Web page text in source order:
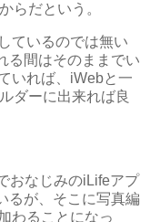
らだという。
ているのでは無い
る間はそのままでい
いれば、iWebと一
ダーに出来れば良
おなじみのiLifeアプ
るが、そこに写真編
わることになっ